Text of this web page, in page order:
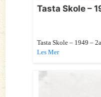
Tasta Skole –
Tasta Skole – 1949 –
Les Mer